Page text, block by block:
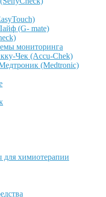
(G- mate)
мониторинга
Чек (Accu-Chek)
(Medtronic)
химиотерапии